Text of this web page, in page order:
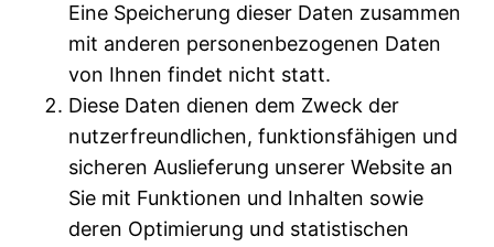
Eine Speicherung dieser Daten zusammen
mit anderen personenbezogenen Daten
von Ihnen findet nicht statt.
Diese Daten dienen dem Zweck der
nutzerfreundlichen, funktionsfähigen und
sicheren Auslieferung unserer Website an
Sie mit Funktionen und Inhalten sowie
deren Optimierung und statistischen